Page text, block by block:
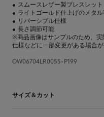
• スムースレザー製ブレスレット
• ライトゴールド仕上げのメタ
• リバーシブル仕様
• 長さ調節可能
※商品画像はサンプルのため、実
仕様などに一部変更がある場合
OW06704LR0055-P199
サイズ＆カット